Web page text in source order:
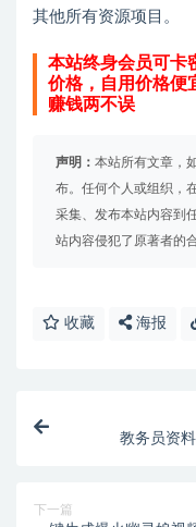
其他所有资源项目。
本站终身会员可卡
价格，自用价格便
赚钱两不误
声明： 本站所有文章，
布。任何个人或组织，
采集、发布本站内容到
站内容侵犯了原著者的
收藏 海报
教务员资
下一篇